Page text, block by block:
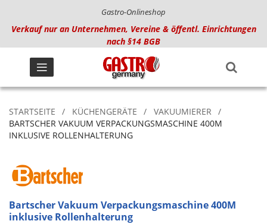
Gastro-Onlineshop
Verkauf nur an Unternehmen, Vereine & öffentl. Einrichtungen
nach §14 BGB
STARTSEITE KÜCHENGERÄTE
VAKUUMIERER
BARTSCHER VAKUUM VERPACKUNGSMASCHINE 400M
INKLUSIVE ROLLENHALTERUNG
Bartscher Vakuum Verpackungsmaschine 400M
inklusive Rollenhalterung